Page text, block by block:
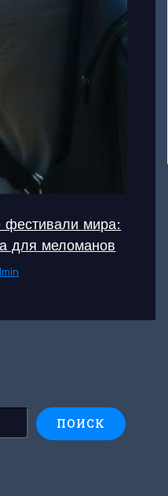
мира:
для меломанов
ПОИСК